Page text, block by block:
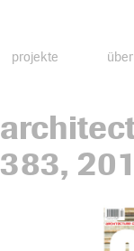
projekte
383,